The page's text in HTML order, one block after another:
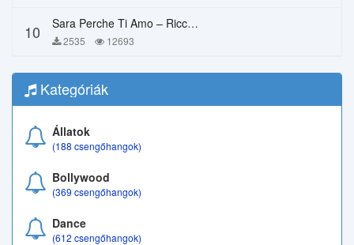
10 Sara Perche Ti Amo – Ricchi E Poveri
2535 12693
Kategóriák
Állatok
(188 csengőhangok)
Bollywood
(369 csengőhangok)
Dance
(612 csengőhangok)